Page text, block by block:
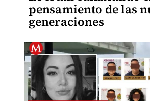
pensamiento de las
generaciones